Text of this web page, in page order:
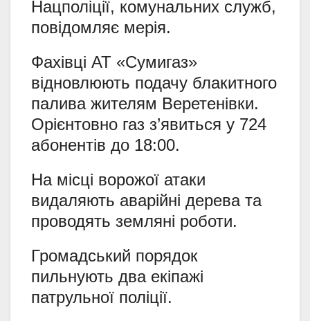
Нацполіції, комунальних служб,
повідомляє мерія.
Фахівці АТ «Сумигаз»
відновлюють подачу блакитного
палива жителям Веретенівки.
Орієнтовно газ з’явиться у 724
абонентів до 18:00.
На місці ворожої атаки
видаляють аварійні дерева та
проводять земляні роботи.
Громадський порядок
пильнують два екіпажі
патрульної поліції.